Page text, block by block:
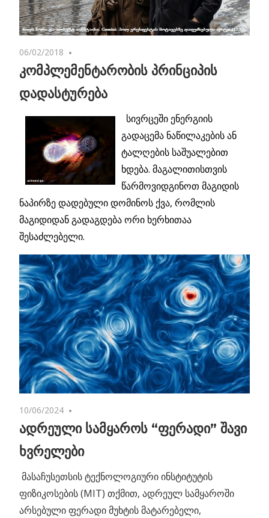
06/02/2018
კომპლემენტარობის პრინციპის
დადასტურება
სივრცეში ენერგიის
გადაცემა ნაწილაკების ან
ტალღების საშუალებით
ხდება. მაგალითისთვის
წარმოვიდგინოთ მაგიდის
ნაპირზე დადებული დომინოს ქვა, რომლის
მაგიდიდან გადაგდება ორი ხერხითაა
შესაძლებელი.
10/06/2024
ადრეული სამყაროს “ფერადი” შავი
ხვრელები
მასაჩუსეთსის ტექნოლოგიური ინსტიტუტის
ფიზიკოსების (MIT) თქმით, ადრეულ სამყაროში
არსებული ფერადი მუხტის მატარებელი,